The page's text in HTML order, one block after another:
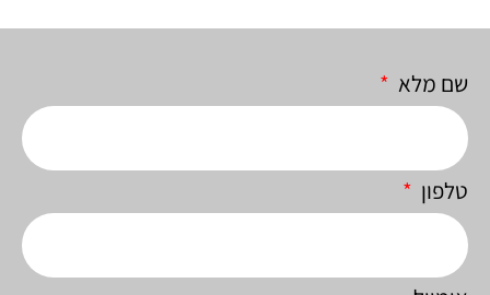
שם מלא
טלפון